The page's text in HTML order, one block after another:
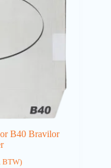
B40 Bravilor
BTW)